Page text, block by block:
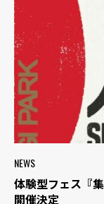
NEWS
体験型フェス『
開催決定